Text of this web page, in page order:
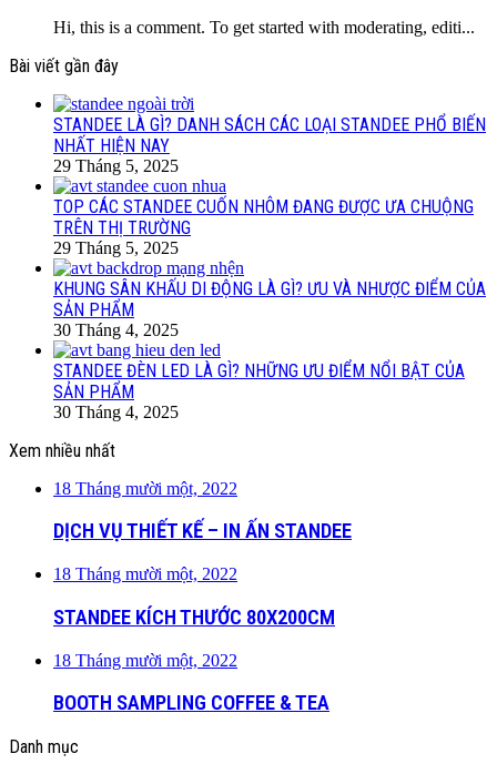
Hi, this is a comment. To get started with moderating, editi...
Bài viết gần đây
STANDEE LÀ GÌ? DANH SÁCH CÁC LOẠI STANDEE PHỔ BIẾN
NHẤT HIỆN NAY
29 Tháng 5, 2025
TOP CÁC STANDEE CUỐN NHÔM ĐANG ĐƯỢC ƯA CHUỘNG
TRÊN THỊ TRƯỜNG
29 Tháng 5, 2025
KHUNG SÂN KHẤU DI ĐỘNG LÀ GÌ? ƯU VÀ NHƯỢC ĐIỂM CỦA
SẢN PHẨM
30 Tháng 4, 2025
STANDEE ĐÈN LED LÀ GÌ? NHỮNG ƯU ĐIỂM NỔI BẬT CỦA
SẢN PHẨM
30 Tháng 4, 2025
Xem nhiều nhất
18 Tháng mười một, 2022
DỊCH VỤ THIẾT KẾ – IN ẤN STANDEE
18 Tháng mười một, 2022
STANDEE KÍCH THƯỚC 80X200CM
18 Tháng mười một, 2022
BOOTH SAMPLING COFFEE & TEA
Danh mục